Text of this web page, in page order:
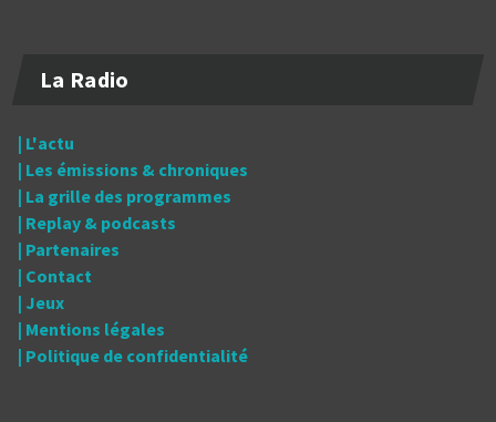
La Radio
| L'actu
| Les émissions & chroniques
| La grille des programmes
| Replay & podcasts
| Partenaires
| Contact
| Jeux
| Mentions légales
| Politique de confidentialité